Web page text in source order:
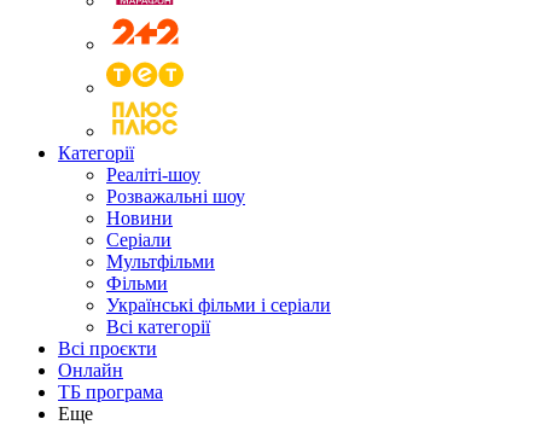
Категорії
Реаліті-шоу
Розважальні шоу
Новини
Серіали
Мультфільми
Фільми
Українські фільми і серіали
Всі категорії
Всі проєкти
Онлайн
ТБ програма
Еще